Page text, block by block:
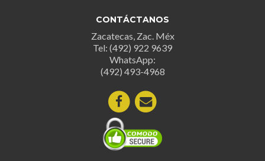
pueden
en
la
página
producto
CONTÁCTANOS
Zacatecas, Zac. Méx
Tel: (492) 922 9639
WhatsApp:
(492) 493-4968